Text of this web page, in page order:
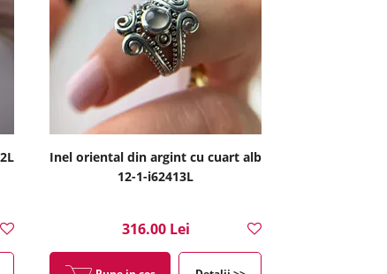
Inel oriental din argint cu cuart alb
12-1-i62413L
316.00 Lei